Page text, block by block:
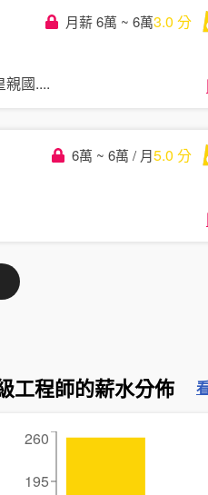
月薪 6萬 ~ 6萬3.0 分
親國....
6萬 ~ 6萬 / 月5.0 分
工程師的薪水分佈
195
260